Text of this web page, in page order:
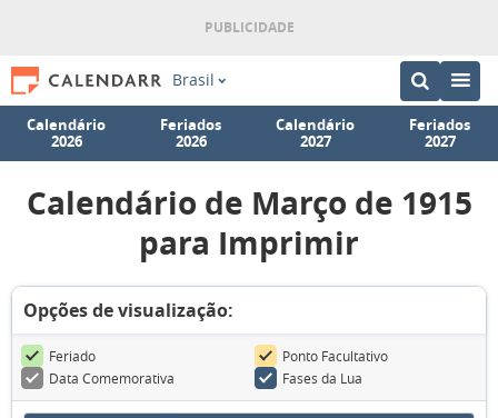
Brasil
Calendário
2026
Feriados
2026
Calendário
2027
Feriados
2027
Calendário de Março de 1915
para Imprimir
Opções de visualização:
Feriado
Ponto Facultativo
Data Comemorativa
Fases da Lua